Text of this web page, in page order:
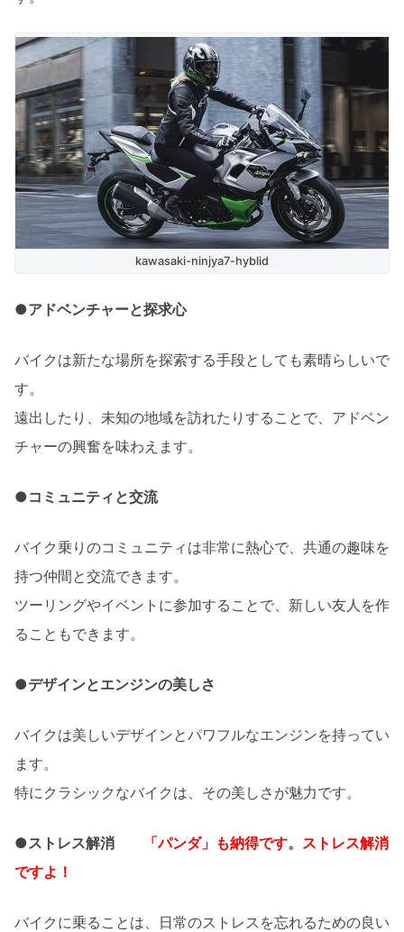
kawasaki-ninjya7-hyblid
●アドベンチャーと探求心
バイクは新たな場所を探索する手段としても素晴らしいで
す。
遠出したり、未知の地域を訪れたりすることで、アドベン
チャーの興奮を味わえます。
●コミュニティと交流
バイク乗りのコミュニティは非常に熱心で、共通の趣味を
持つ仲間と交流できます。
ツーリングやイベントに参加することで、新しい友人を作
ることもできます。
●デザインとエンジンの美しさ
バイクは美しいデザインとパワフルなエンジンを持ってい
ます。
特にクラシックなバイクは、その美しさが魅力です。
●ストレス解消
「パンダ」も納得です。ストレス解消
ですよ！
バイクに乗ることは、日常のストレスを忘れるための良い